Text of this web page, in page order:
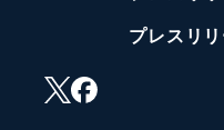
プレスリ